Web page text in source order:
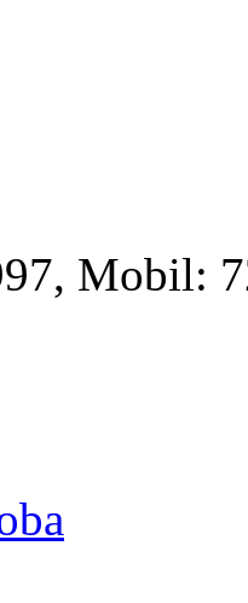
Mobil: